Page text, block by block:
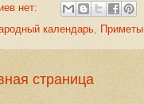
нет:
календарь Приметы
страница